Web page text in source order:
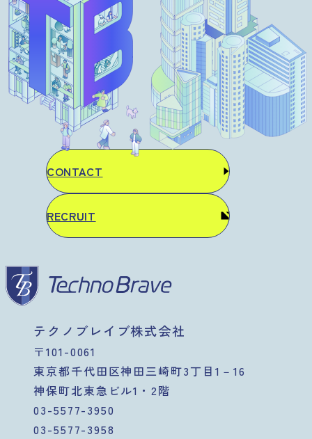
CONTACT
RECRUIT
テクノブレイブ株式会社
〒101-0061
東京都千代田区神田三崎町3丁目1－16
神保町北東急ビル1・2階
03-5577-3950
03-5577-3958